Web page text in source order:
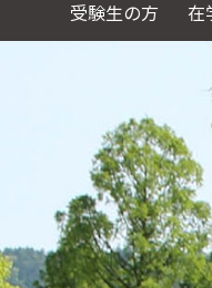
受験生の方 在